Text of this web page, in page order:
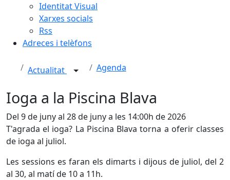
Identitat Visual
Xarxes socials
Rss
Adreces i telèfons
Actualitat Agenda
Ioga a la Piscina Blava
Del 9 de juny al 28 de juny a les 14:00h de 2026
T'agrada el ioga? La Piscina Blava torna a oferir classes
de ioga al juliol.
Les sessions es faran els dimarts i dijous de juliol, del 2
al 30, al matí de 10 a 11h.